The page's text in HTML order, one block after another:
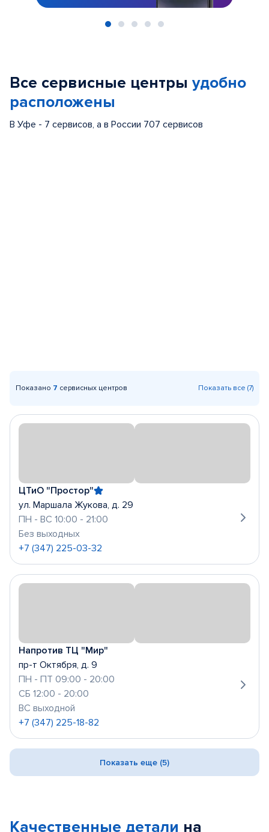
Все сервисные центры удобно
расположены
В Уфе - 7 сервисов, а в России 707 сервисов
Показано 7 сервисных центров Показать все (7)
ЦТиО "Простор"
ул. Маршала Жукова, д. 29
ПН - ВС 10:00 - 21:00
Без выходных
+7 (347) 225-03-32
Напротив ТЦ "Мир"
пр-т Октября, д. 9
ПН - ПТ 09:00 - 20:00
СБ 12:00 - 20:00
ВС выходной
+7 (347) 225-18-82
Показать еще (5)
Качественные детали на